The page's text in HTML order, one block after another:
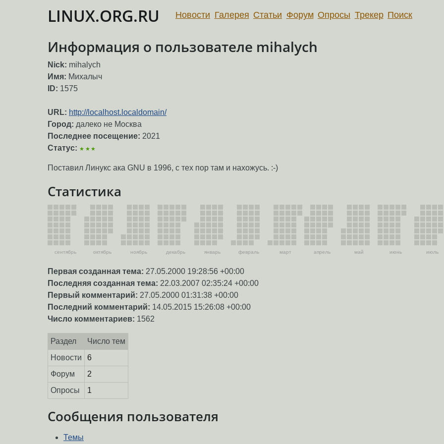
LINUX.ORG.RU Новости Галерея Статьи Форум Опросы Трекер Поиск
Информация о пользователе mihalych
Nick: mihalych
Имя: Михалыч
ID: 1575
URL: http://localhost.localdomain/
Город: далеко не Москва
Последнее посещение: 2021
Статус: ★★★
Поставил Линукс ака GNU в 1996, с тех пор там и нахожусь. :-)
Статистика
сентябрь октябрь ноябрь декабрь январь февраль март апрель май июнь июль
Первая созданная тема: 27.05.2000 19:28:56 +00:00
Последняя созданная тема: 22.03.2007 02:35:24 +00:00
Первый комментарий: 27.05.2000 01:31:38 +00:00
Последний комментарий: 14.05.2015 15:26:08 +00:00
Число комментариев: 1562
Раздел
Число тем
Новости
6
Форум
2
Опросы
1
Сообщения пользователя
Темы